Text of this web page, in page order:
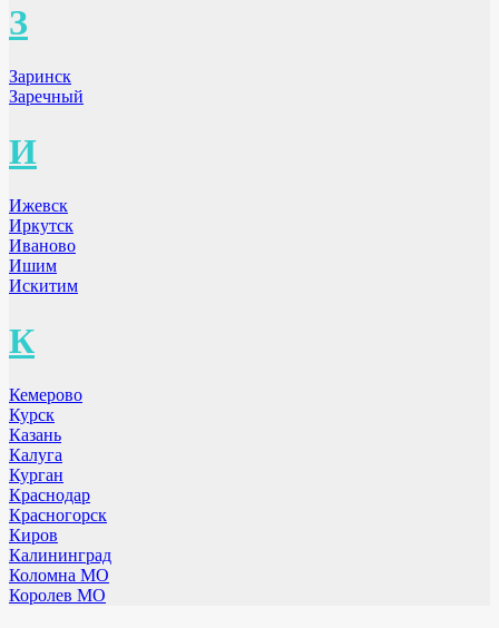
З
Заринск
Заречный
И
Ижевск
Иркутск
Иваново
Ишим
Искитим
К
Кемерово
Курск
Казань
Калуга
Курган
Краснодар
Красногорск
Киров
Калининград
Коломна МО
Королев МО